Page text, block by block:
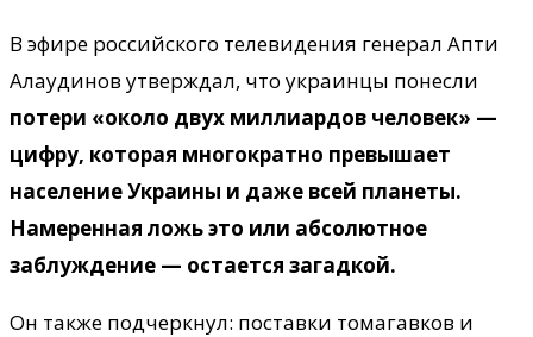
В эфире российского телевидения генерал Апти
Алаудинов утверждал, что украинцы понесли
потери «около двух миллиардов человек» —
цифру, которая многократно превышает
население Украины и даже всей планеты.
Намеренная ложь это или абсолютное
заблуждение — остается загадкой.
Он также подчеркнул: поставки томагавков и